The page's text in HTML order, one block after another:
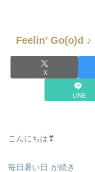
Feelin’ Go(o)d ♪
X
LINE
こんにちは❣
毎日暑い日
が続き